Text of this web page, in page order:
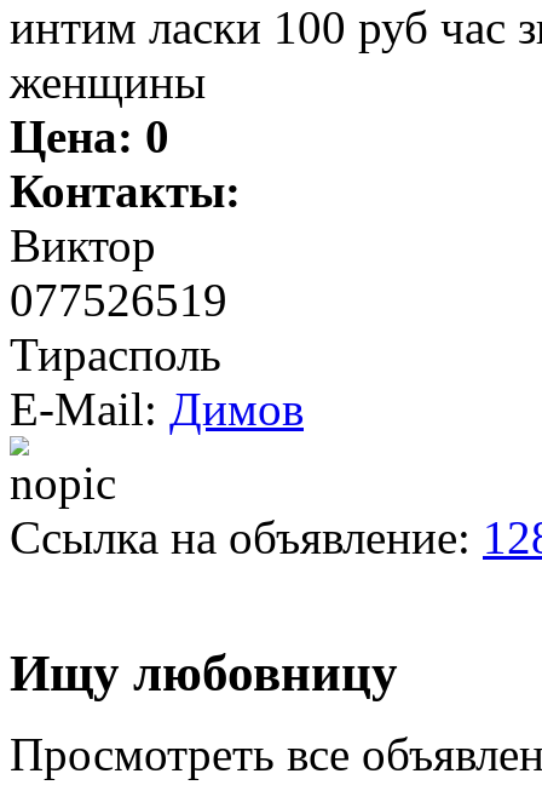
интим ласки 100 руб час
женщины
Цена: 0
Контакты:
Виктор
077526519
Тирасполь
E-Mail: Димов
Ссылка на объявление:
Ищу любовницу
Просмотреть все